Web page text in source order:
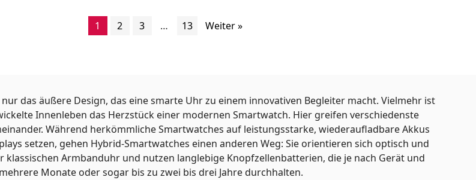
1 2 3 … 13 Weiter »
das äußere Design, das eine smarte Uhr zu einem innovativen Begleiter macht. Vielmehr ist
Innenleben das Herzstück einer modernen Smartwatch. Hier greifen verschiedenste
Während herkömmliche Smartwatches auf leistungsstarke, wiederaufladbare Akkus
setzen, gehen Hybrid-Smartwatches einen anderen Weg: Sie orientieren sich optisch und
klassischen Armbanduhr und nutzen langlebige Knopfzellenbatterien, die je nach Gerät und
Monate oder sogar bis zu zwei bis drei Jahre durchhalten.